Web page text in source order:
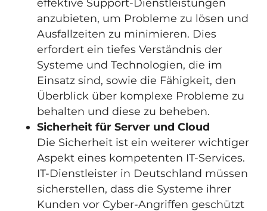
effektive Support-Dienstleistungen
anzubieten, um Probleme zu lösen und
Ausfallzeiten zu minimieren. Dies
erfordert ein tiefes Verständnis der
Systeme und Technologien, die im
Einsatz sind, sowie die Fähigkeit, den
Überblick über komplexe Probleme zu
behalten und diese zu beheben.
Sicherheit für Server und Cloud
Die Sicherheit ist ein weiterer wichtiger
Aspekt eines kompetenten IT-Services.
IT-Dienstleister in Deutschland müssen
sicherstellen, dass die Systeme ihrer
Kunden vor Cyber-Angriffen geschützt